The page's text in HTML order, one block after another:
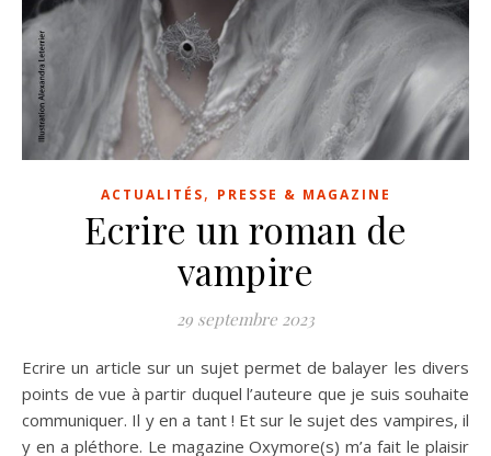
ACTUALITÉS, PRESSE & MAGAZINE
Ecrire un roman de
vampire
29 septembre 2023
Ecrire un article sur un sujet permet de balayer les divers
points de vue à partir duquel l’auteure que je suis souhaite
communiquer. Il y en a tant ! Et sur le sujet des vampires, il
y en a pléthore. Le magazine Oxymore(s) m’a fait le plaisir